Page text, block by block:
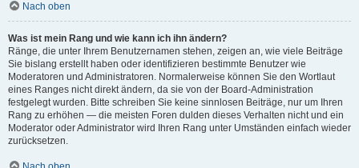
Nach oben
Was ist mein Rang und wie kann ich ihn ändern?
Ränge, die unter Ihrem Benutzernamen stehen, zeigen an, wie viele Beiträge
Sie bislang erstellt haben oder identifizieren bestimmte Benutzer wie
Moderatoren und Administratoren. Normalerweise können Sie den Wortlaut
eines Ranges nicht direkt ändern, da sie von der Board-Administration
festgelegt wurden. Bitte schreiben Sie keine sinnlosen Beiträge, nur um Ihren
Rang zu erhöhen — die meisten Foren dulden dieses Verhalten nicht und ein
Moderator oder Administrator wird Ihren Rang unter Umständen einfach wieder
zurücksetzen.